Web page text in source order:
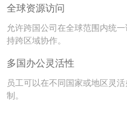
全球资源访问
允许跨国公司在全球范围内统
持跨区域协作。
多国办公灵活性
员工可以在不同国家或地区灵
制。